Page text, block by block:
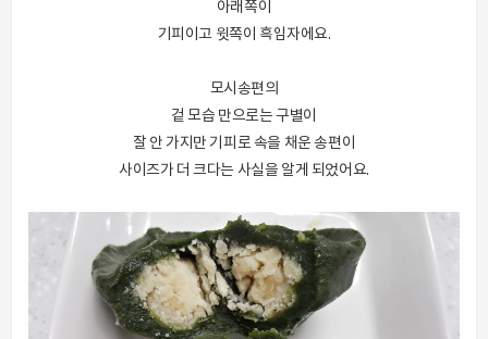
아래쪽이
기피이고 윗쪽이 흑임자에요.
모시송편의
겉 모습 만으로는 구별이
잘 안 가지만 기피로 속을 채운 송편이
사이즈가 더 크다는 사실을 알게 되었어요.